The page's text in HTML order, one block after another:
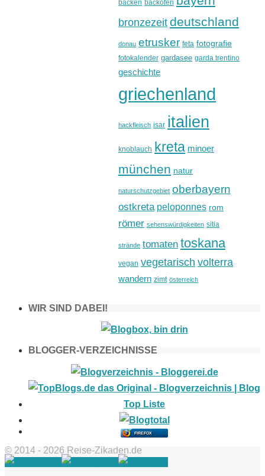
backen backofen
bronzezeit deutschland
donau etrusker feta fotografie
fotokalender gardasee garda trentino
geschichte
griechenland
hackfleisch isar italien
knoblauch kreta minoer
münchen natur
naturschutzgebiet oberbayern
ostkreta peloponnes rom
römer sehenswürdigkeiten sitia
strände tomaten toskana
vegan vegetarisch volterra
wandern zimt österreich
WIR SIND DABEI!
BLOGGER-VERZEICHNISSE
FIREFOX
© 2014 - 2026 Reise-Zikaden.de